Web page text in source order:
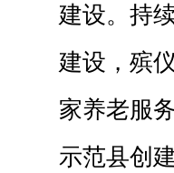
建设。持
建设，殡
家养老服
示范县创